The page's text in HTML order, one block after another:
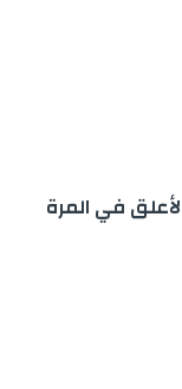
في المرة